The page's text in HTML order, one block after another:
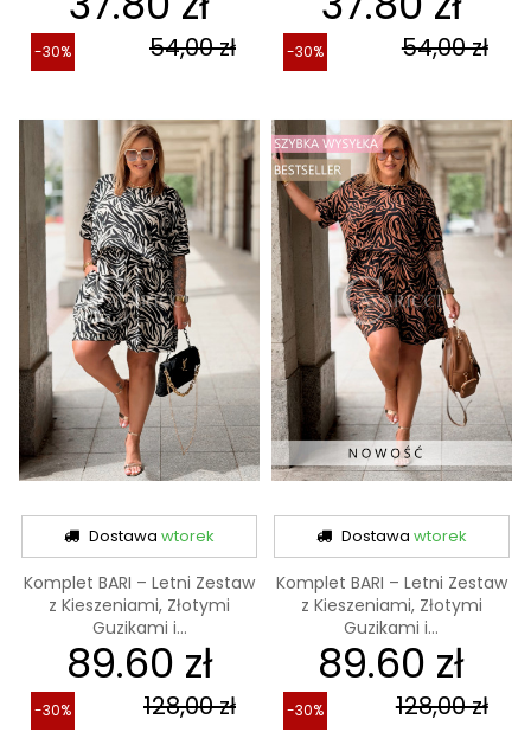
54,00 zł
-30% 54,00 zł
-30%
Dostawawtorek
Komplet BARI – Letni Zestaw
z Kieszeniami, Złotymi
Guzikami i...
89.60 zł
128,00 zł
-30%
Dostawa wtorek
Komplet BARI – Letni Zestaw
z Kieszeniami, Złotymi
Guzikami i...
89.60 zł
128,00 zł
-30%